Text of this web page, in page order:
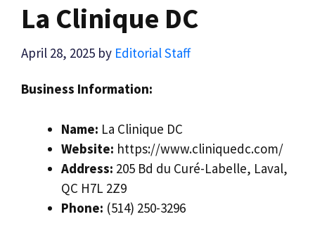
La Clinique DC
April 28, 2025 by Editorial Staff
Business Information:
Name: La Clinique DC
Website: https://www.cliniquedc.com/
Address: 205 Bd du Curé-Labelle, Laval,
QC H7L 2Z9
Phone: (514) 250-3296